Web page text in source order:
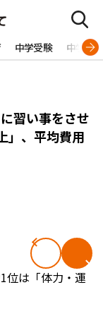
中学受験 中学生
習い事をさせ
」、平均費用